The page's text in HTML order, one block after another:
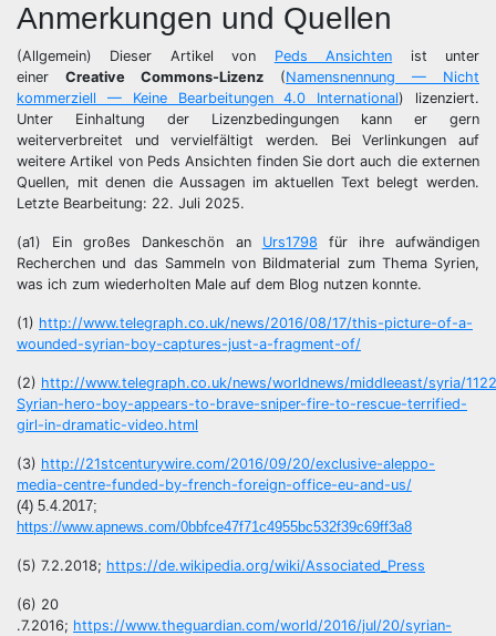
Anmerkungen und Quellen
(Allgemein) Dieser Artikel von Peds Ansichten ist unter
einer Creative Commons-Lizenz (Namensnennung — Nicht
kommerziell — Keine Bearbeitungen 4.0 International) lizenziert.
Unter Einhaltung der Lizenzbedingungen kann er gern
weiterverbreitet und vervielfältigt werden. Bei Verlinkungen auf
weitere Artikel von Peds Ansichten finden Sie dort auch die externen
Quellen, mit denen die Aussagen im aktuellen Text belegt werden.
Letzte Bearbeitung: 22. Juli 2025.
(a1) Ein großes Dankeschön an Urs1798 für ihre aufwändigen
Recherchen und das Sammeln von Bildmaterial zum Thema Syrien,
was ich zum wiederholten Male auf dem Blog nutzen konnte.
(1) http://www.telegraph.co.uk/news/2016/08/17/this-picture-of-a-
wounded-syrian-boy-captures-just-a-fragment-of/
(2) http://www.telegraph.co.uk/news/worldnews/middleeast/syria/
Syrian-hero-boy-appears-to-brave-sniper-fire-to-rescue-terrified-
girl-in-dramatic-video.html
(3) http://21stcenturywire.com/2016/09/20/exclusive-aleppo-
media-centre-funded-by-french-foreign-office-eu-and-us/
(4) 5.4.2017;
https://www.apnews.com/0bbfce47f71c4955bc532f39c69ff3a8
(5) 7.2.2018; https://de.wikipedia.org/wiki/Associated_Press
(6) 20
.7.2016; https://www.theguardian.com/world/2016/jul/20/syrian-